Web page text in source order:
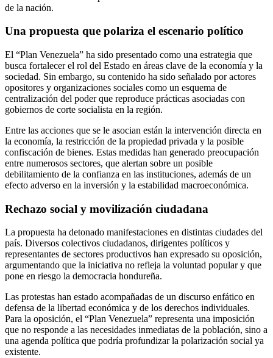
de la nación.
Una propuesta que polariza el escenario político
El “Plan Venezuela” ha sido presentado como una estrategia que
busca fortalecer el rol del Estado en áreas clave de la economía y la
sociedad. Sin embargo, su contenido ha sido señalado por actores
opositores y organizaciones sociales como un esquema de
centralización del poder que reproduce prácticas asociadas con
gobiernos de corte socialista en la región.
Entre las acciones que se le asocian están la intervención directa en
la economía, la restricción de la propiedad privada y la posible
confiscación de bienes. Estas medidas han generado preocupación
entre numerosos sectores, que alertan sobre un posible
debilitamiento de la confianza en las instituciones, además de un
efecto adverso en la inversión y la estabilidad macroeconómica.
Rechazo social y movilización ciudadana
La propuesta ha detonado manifestaciones en distintas ciudades del
país. Diversos colectivos ciudadanos, dirigentes políticos y
representantes de sectores productivos han expresado su oposición,
argumentando que la iniciativa no refleja la voluntad popular y que
pone en riesgo la democracia hondureña.
Las protestas han estado acompañadas de un discurso enfático en
defensa de la libertad económica y de los derechos individuales.
Para la oposición, el “Plan Venezuela” representa una imposición
que no responde a las necesidades inmediatas de la población, sino a
una agenda política que podría profundizar la polarización social ya
existente.